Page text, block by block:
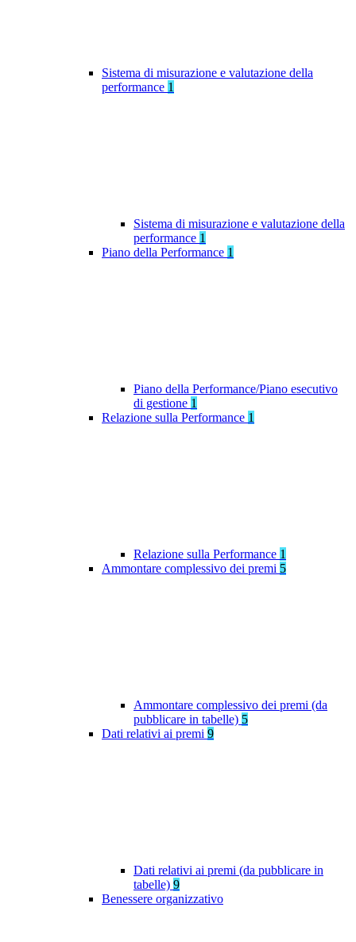
Sistema di misurazione e valutazione della
performance 1
Sistema di misurazione e valutazione della
performance 1
Piano della Performance 1
Piano della Performance/Piano esecutivo
di gestione 1
Relazione sulla Performance 1
Relazione sulla Performance 1
Ammontare complessivo dei premi 5
Ammontare complessivo dei premi (da
pubblicare in tabelle) 5
Dati relativi ai premi 9
Dati relativi ai premi (da pubblicare in
tabelle) 9
Benessere organizzativo